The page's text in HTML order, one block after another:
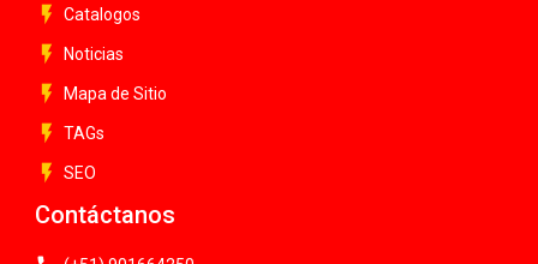
flash_on Catalogos
flash_on Noticias
flash_on Mapa de Sitio
flash_on TAGs
flash_on SEO
Contáctanos